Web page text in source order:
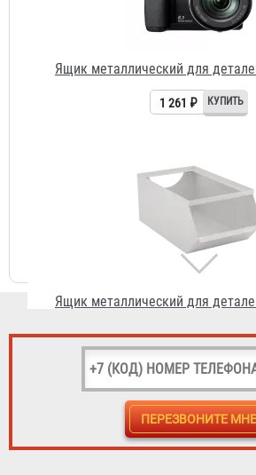
Ящик металлический для
Ящик металлический для